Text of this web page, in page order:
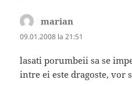
marian
09.01.2008 la 21:51
lasati porumbeii sa se
intre ei este dragoste, vor